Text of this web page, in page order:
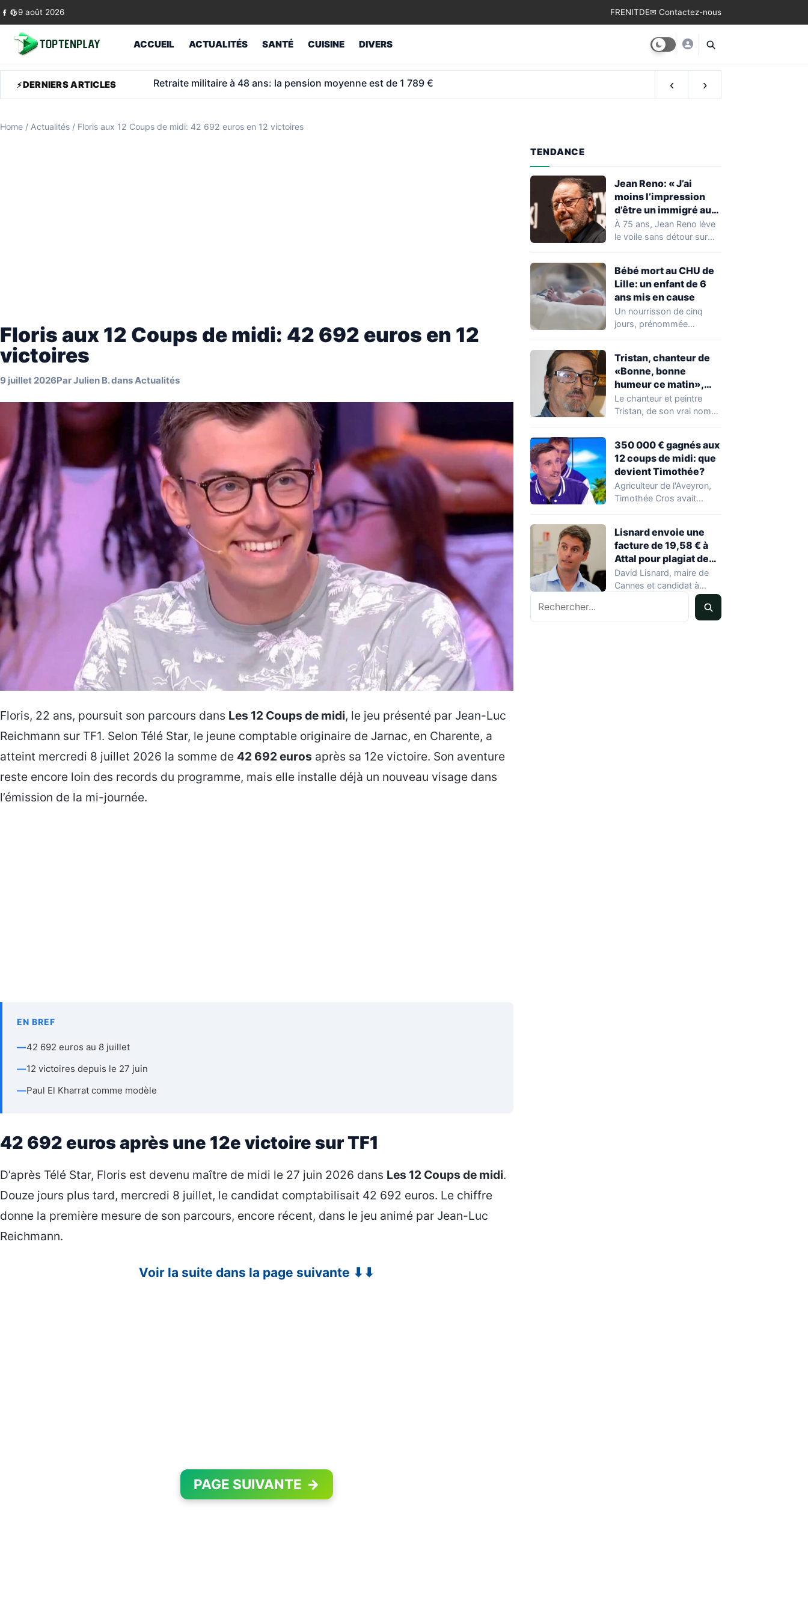
Skip to content
9 août 2026 FRENITDE✉ Contactez-nous
ACCUEIL ACTUALITÉS SANTÉ CUISINE DIVERS
DERNIERS ARTICLES Tour Montparnasse: Vianney revend son étage et fait capoter 800 M€ de travaux ‹ ›
Home / Actualités / Floris aux 12 Coups de midi: 42 692 euros en 12 victoires
Floris aux 12 Coups de midi: 42 692 euros en 12
victoires
9 juillet 2026ParJulien B.dansActualités
Floris, 22 ans, poursuit son parcours dans Les 12 Coups de midi, le jeu présenté par Jean-Luc
Reichmann sur TF1. Selon Télé Star, le jeune comptable originaire de Jarnac, en Charente, a
atteint mercredi 8 juillet 2026 la somme de 42 692 euros après sa 12e victoire. Son aventure
reste encore loin des records du programme, mais elle installe déjà un nouveau visage dans
l’émission de la mi-journée.
EN BREF
—42 692 euros au 8 juillet
—12 victoires depuis le 27 juin
—Paul El Kharrat comme modèle
42 692 euros après une 12e victoire sur TF1
D’après Télé Star, Floris est devenu maître de midi le 27 juin 2026 dans Les 12 Coups de midi.
Douze jours plus tard, mercredi 8 juillet, le candidat comptabilisait 42 692 euros. Le chiffre
donne la première mesure de son parcours, encore récent, dans le jeu animé par Jean-Luc
Reichmann.
Voir la suite dans la page suivante ⬇⬇
PAGE SUIVANTE →
TENDANCE
Jean Reno: « J’ai
moins l’impression
d’être un immigré aux
États-Unis qu’en
France »
À 75 ans, Jean Reno lève
le voile sans détour sur
Bébé mort au CHU de
Lille: un enfant de 6
ans mis en cause
Un nourrisson de cinq
jours, prénommée
Tristan, chanteur de
«Bonne, bonne
humeur ce matin»,
mort à 68 ans
Le chanteur et peintre
Tristan, de son vrai nom
350 000 € gagnés aux
12 coups de midi: que
devient Timothée?
Agriculteur de l'Aveyron,
Timothée Cros avait
coups de midi…
Lisnard envoie une
facture de 19,58 € à
Attal pour plagiat de
propositions
David Lisnard, maire de
Cannes et candidat à
l'élection présidentielle de